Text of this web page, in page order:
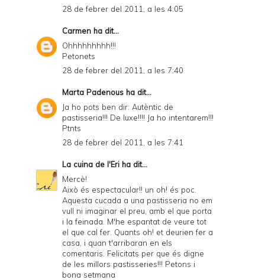
28 de febrer del 2011, a les 4:05
Carmen ha dit...
Ohhhhhhhhh!!!
Petonets
28 de febrer del 2011, a les 7:40
Marta Padenous ha dit...
Ja ho pots ben dir: Autèntic de
pastisseria!!! De luxe!!!! Ja ho intentarem!!!
Ptnts
28 de febrer del 2011, a les 7:41
La cuina de l'Eri ha dit...
Mercè!
Això és espectacular!! un oh! és poc.
Aquesta cucada a una pastisseria no em
vull ni imaginar el preu, amb el que porta
i la feinada. M'he espantat de veure tot
el que cal fer. Quants oh! et deurien fer a
casa, i quan t'arribaran en els
comentaris. Felicitats per que és digne
de les millors pastisseries!!! Petons i
bona setmana